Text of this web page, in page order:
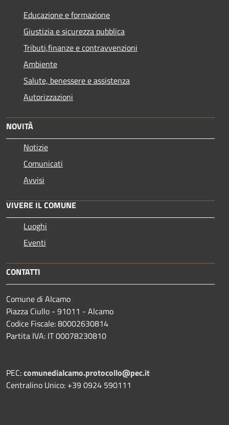
Educazione e formazione
Giustizia e sicurezza pubblica
Tributi,finanze e contravvenzioni
Ambiente
Salute, benessere e assistenza
Autorizzazioni
NOVITÀ
Notizie
Comunicati
Avvisi
VIVERE IL COMUNE
Luoghi
Eventi
CONTATTI
Comune di Alcamo
Piazza Ciullo - 91011 - Alcamo
Codice Fiscale: 80002630814
Partita IVA: IT 00078230810
PEC:comunedialcamo.protocollo@pec.it
Centralino Unico: +39 0924 590111